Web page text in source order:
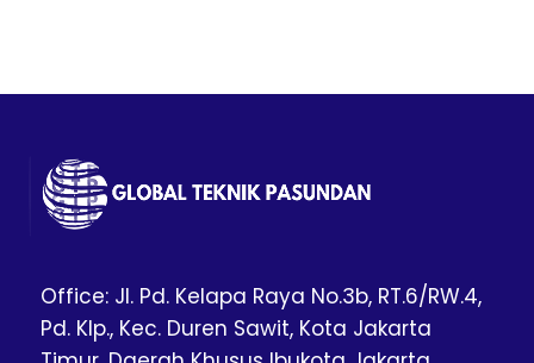
Office: Jl. Pd. Kelapa Raya No.3b, RT.6/RW.4,
Pd. Klp., Kec. Duren Sawit, Kota Jakarta